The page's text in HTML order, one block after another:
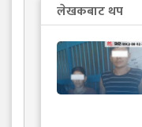
लेखकबाट थप